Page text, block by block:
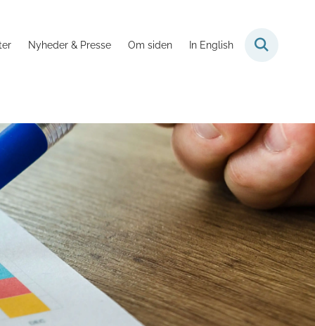
Nyheder & Presse Om siden In English